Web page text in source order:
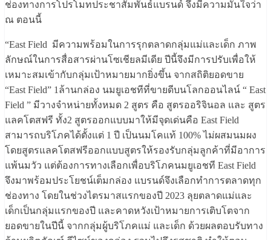
ช่องทางการโปรโมทประชาสัมพันธ์แบรนด์ จึงมีความมั่นใจว่า
ณ ตอนนี้
“East Field มีความพร้อมในการรุกตลาดกลุ่มแม่และเด็ก ภาพ
ลักษณ์ในการสื่อสารผ่านโซเชียลมีเดีย ปีนี้จึงมีการปรับเพื่อให้
เหมาะสมเข้ากับกลุ่มเป้าหมายมากยิ่งขึ้น จากสถิติยอดขาย
“East Field” 1ล้านกล่อง นมยูเอชทีที่ขายดีบนโลกออนไลน์ “ East
Field ” มีวางจำหน่ายทั้งหมด 2 สูตร คือ สูตรออริจินอล และ สูตร
แลคโตสฟรี ทั้ง2 สูตรออกแบบมาให้มีจุดเด่นคือ East Field
สามารถบริโภคได้ตั้งแต่ 1 ปี เป็นนมโคแท้ 100% ไม่ผสมนมผง
โดยสูตรแลคโตสฟรีออกแบบสูตรให้รองรับกลุ่มลูกค้าที่มีอาการ
แพ้นมวัว แต่ต้องการทางเลือกเพื่อบริโภคนมยูเอชที East Field
จึงมาพร้อมประโยชน์เต็มกล่อง แบรนด์จึงเลือกทำการตลาดทุก
ช่องทาง โดยในช่วงไตรมาสแรกของปี 2023 ลุยตลาดแม่และ
เด็กเป็นกลุ่มแรกของปี และคาดหวังเป้าหมายการเติบโตจาก
ยอดขายในปีนี้ จากกลุ่มผู้บริโภคแม่ และเด็ก ด้วยผลตอบรับทาง